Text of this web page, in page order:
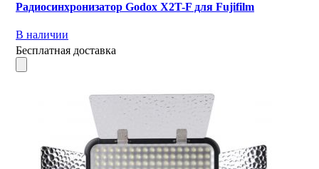
Радиосинхронизатор Godox X2T-F для Fujifilm
В наличии
Бесплатная доставка